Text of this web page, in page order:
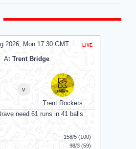
10 Aug 2026, Mon 14:00 GMT
T20
SBW
Trent Rockets Women won by 3 wkts
Southern Brave Women
Trent Rockets Women